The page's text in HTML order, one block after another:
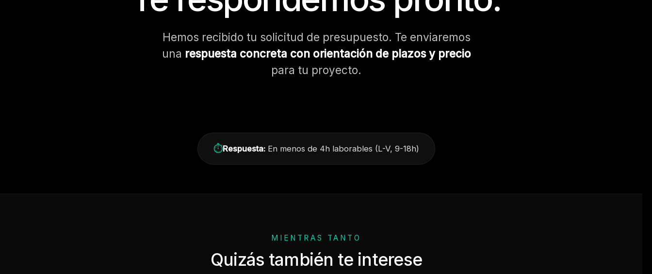
Hemos recibido tu solicitud de presupuesto. Te enviaremos
una respuesta concreta con orientación de plazos y precio
para tu proyecto.
⏱Respuesta: En menos de 4h laborables (L-V, 9-18h)
MIENTRAS TANTO
Quizás también te interese